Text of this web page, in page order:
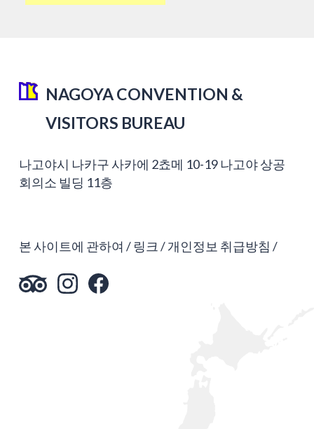
NAGOYA CONVENTION &
VISITORS BUREAU
나고야시 나카구 사카에 2쵸메 10-19 나고야 상공
회의소 빌딩 11층
본 사이트에 관하여 링크 개인정보 취급방침